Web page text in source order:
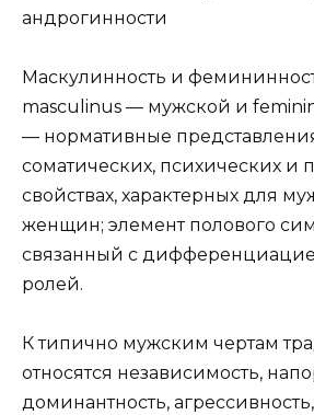
андрогинности
Маскулинность и
masculinus — мужской и
— нормативные
соматических, психических и
свойствах, характерных для
женщин; элемент полового
связанный с
ролей.
К типично мужским чертам
относятся независимость,
доминантность,